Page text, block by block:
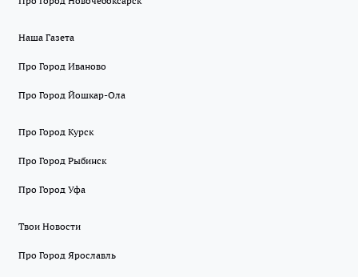
Наша Газета
Про Город Иваново
Про Город Йошкар-Ола
Про Город Курск
Про Город Рыбинск
Про Город Уфа
Твои Новости
Про Город Ярославль